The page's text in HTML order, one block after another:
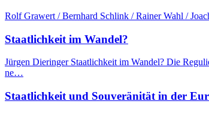
Rolf Grawert / Bernhard Schlink / Rainer Wahl /
Staatlichkeit im Wandel?
Jürgen Dieringer Staatlichkeit im Wandel? Die
ne…
Staatlichkeit und Souveränität in der